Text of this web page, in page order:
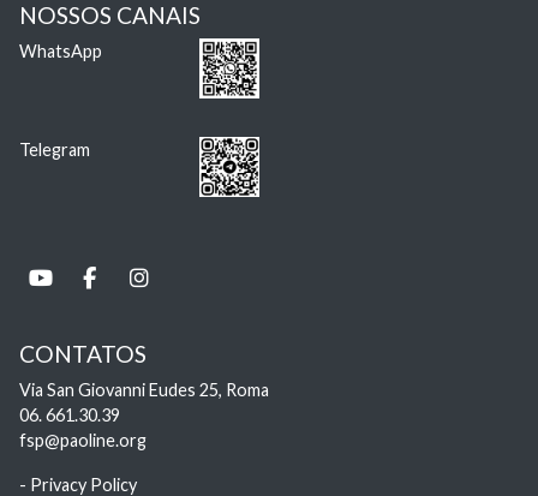
NOSSOS CANAIS
WhatsApp
Telegram
CONTATOS
Via San Giovanni Eudes 25, Roma
06. 661.30.39
fsp@paoline.org
- Privacy Policy